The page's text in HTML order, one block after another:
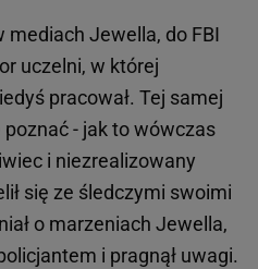
Jewella, do FBI
uczelni, w której
pracował. Tej samej
poznać - jak to wówczas
i niezrealizowany
się ze śledczymi swoimi
o marzeniach Jewella,
i pragnął uwagi.